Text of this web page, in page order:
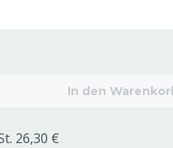
In den
26,30 €